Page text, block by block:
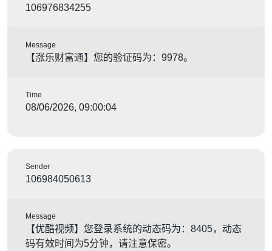
106976834255
Message
【涨乐财富通】您的验证码为：9978。
Time
08/06/2026, 09:00:04
Sender
106984050613
Message
【优酷视频】您登录系统的动态码为：8405，动态
码有效时间为5分钟，请注意保密。